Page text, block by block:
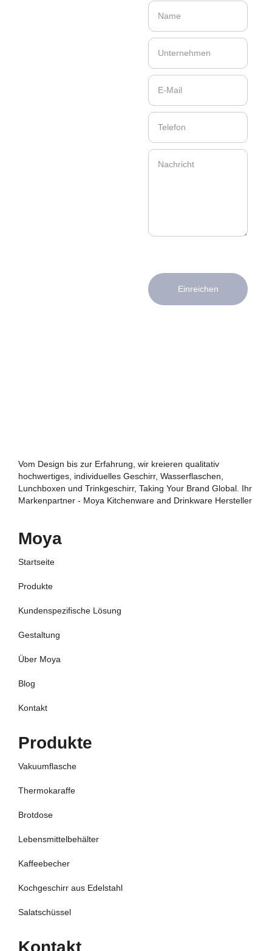
Einreichen
Vom Design bis zur Erfahrung, wir kreieren qualitativ
hochwertiges, individuelles Geschirr, Wasserflaschen,
Lunchboxen und Trinkgeschirr, Taking Your Brand Global. Ihr
Markenpartner - Moya Kitchenware and Drinkware Hersteller
Moya
Startseite
Produkte
Kundenspezifische Lösung
Gestaltung
Über Moya
Blog
Kontakt
Produkte
Vakuumflasche
Thermokaraffe
Brotdose
Lebensmittelbehälter
Kaffeebecher
Kochgeschirr aus Edelstahl
Salatschüssel